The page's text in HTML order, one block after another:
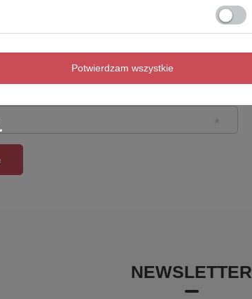
NEWSLETTER
Potwierdzam wszystkie